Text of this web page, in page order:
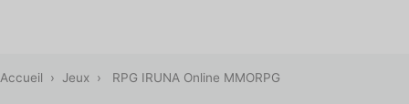
Accueil › Jeux › RPG IRUNA Online MMORPG